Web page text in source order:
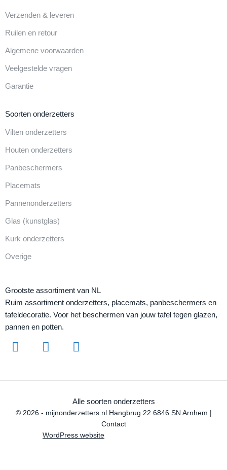
Verzenden & leveren
Ruilen en retour
Algemene voorwaarden
Veelgestelde vragen
Garantie
Soorten onderzetters
Vilten onderzetters
Houten onderzetters
Panbeschermers
Placemats
Pannenonderzetters
Glas (kunstglas)
Kurk onderzetters
Overige
Grootste assortiment van NL
Ruim assortiment onderzetters, placemats, panbeschermers en
tafeldecoratie. Voor het beschermen van jouw tafel tegen glazen,
pannen en potten.
Alle soorten onderzetters
© 2026 - mijnonderzetters.nl Hangbrug 22 6846 SN Arnhem |
Contact
WordPress website